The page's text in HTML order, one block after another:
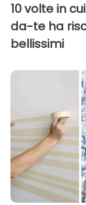
10 volte in
da-te ha
bellissimi